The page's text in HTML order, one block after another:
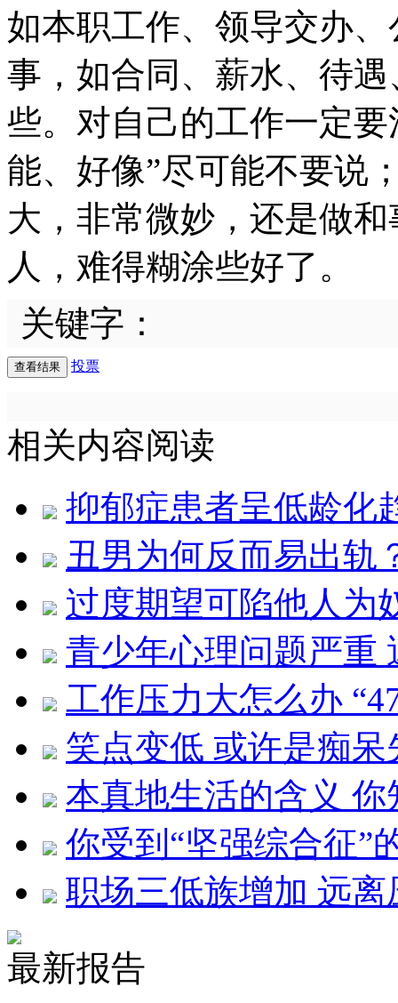
如本职工作、领导交办
事，如合同、薪水、待
些。对自己的工作一定
能、好像”尽可能不要说
大，非常微妙，还是做
人，难得糊涂些好了。
关键字：
投票
相关内容阅读
抑郁症患者呈低龄化
丑男为何反而易出轨
过度期望可陷他人为
青少年心理问题严重
工作压力大怎么办
笑点变低 或许是痴呆
本真地生活的含义 你
你受到“坚强综合征”
职场三低族增加 远离
最新报告